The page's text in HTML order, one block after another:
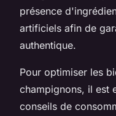
présence
artificiels afin de
authentique.
Pour optimiser les
champignons, il est
conseils de